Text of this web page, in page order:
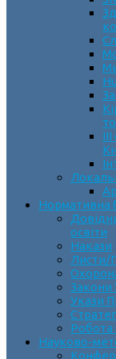
Нормативна
освіти
Накази
Листи/
Закони
Укази
Робота
Науково-